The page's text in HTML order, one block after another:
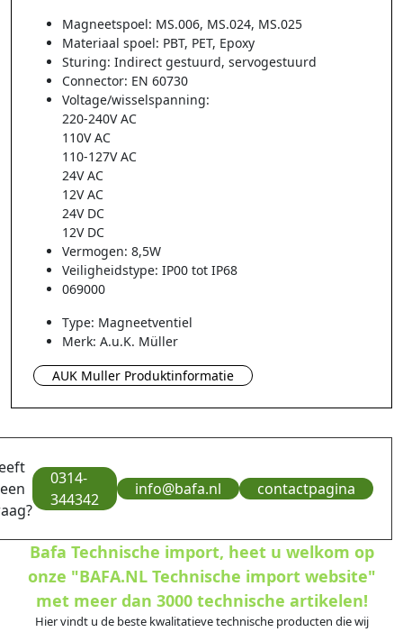
Magneetspoel: MS.006, MS.024, MS.025
Materiaal spoel: PBT, PET, Epoxy
Sturing: Indirect gestuurd, servogestuurd
Connector: EN 60730
Voltage/wisselspanning:
220-240V AC
110V AC
110-127V AC
24V AC
12V AC
24V DC
12V DC
Vermogen: 8,5W
Veiligheidstype: IP00 tot IP68
069000
Type: Magneetventiel
Merk: A.u.K. Müller
AUK Muller Produktinformatie
0314-
344342
info@bafa.nl contactpagina
Bafa Technische import, heet u welkom op
onze "BAFA.NL Technische import website"
met meer dan 3000 technische artikelen!
Hier vindt u de beste kwalitatieve technische producten die wij